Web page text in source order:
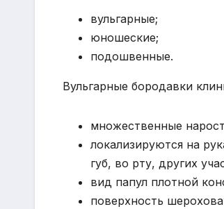
вульгарные;
юношеские;
подошвенные.
Вульгарные бородавки
множественные
локализируются на
губ, во рту, других
вид папул плотной
поверхность